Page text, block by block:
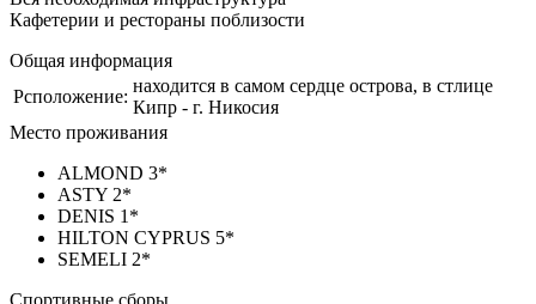
Кафетерии и рестораны поблизости
Общая информация
Рсположение:
находится в самом сердце острова, в стлице
Кипр - г. Никосия
Место проживания
ALMOND 3*
ASTY 2*
DENIS 1*
HILTON CYPRUS 5*
SEMELI 2*
Спортивные сборы